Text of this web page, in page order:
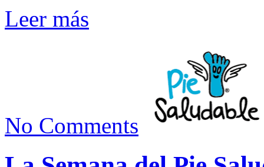
Leer más
No Comments